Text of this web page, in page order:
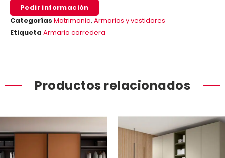
Pedir información
Categorías Matrimonio, Armarios y vestidores
Etiqueta Armario corredera
Productos relacionados